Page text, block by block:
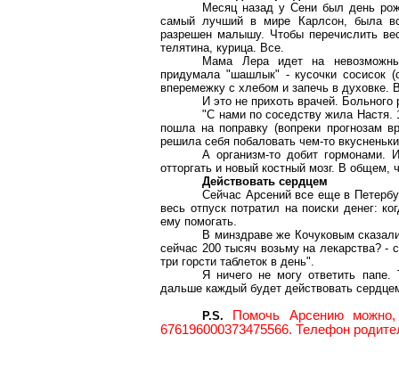
Месяц назад у Сени был день
самый лучший в мире Карлсон, была
разрешен малышу. Чтобы перечислить
телятина, курица. Все.
Мама Лера идет на
придумала "шашлык" - кусочки сосисок
вперемежку с хлебом и запечь в духовке.
И это не прихоть врачей.
"С нами по соседству жила Настя.
пошла на поправку (вопреки прогнозам
решила себя побаловать чем-то
А организм-то добит гормонами.
отторгать и новый костный мозг. В
Действовать сердцем
Сейчас Арсений все еще в
весь отпуск потратил на поиски денег:
ему помогать.
В минздраве же Кочуковым
сейчас 200 тысяч возьму на лекарства?
три горсти таблеток в день".
Я ничего не могу ответить папе.
дальше каждый будет действовать
P.S.
Помочь Арсению
676196000373475566. Телефон